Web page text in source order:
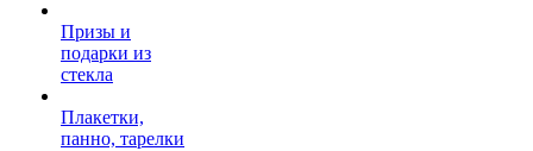
Призы и
подарки из
стекла
Плакетки,
панно, тарелки